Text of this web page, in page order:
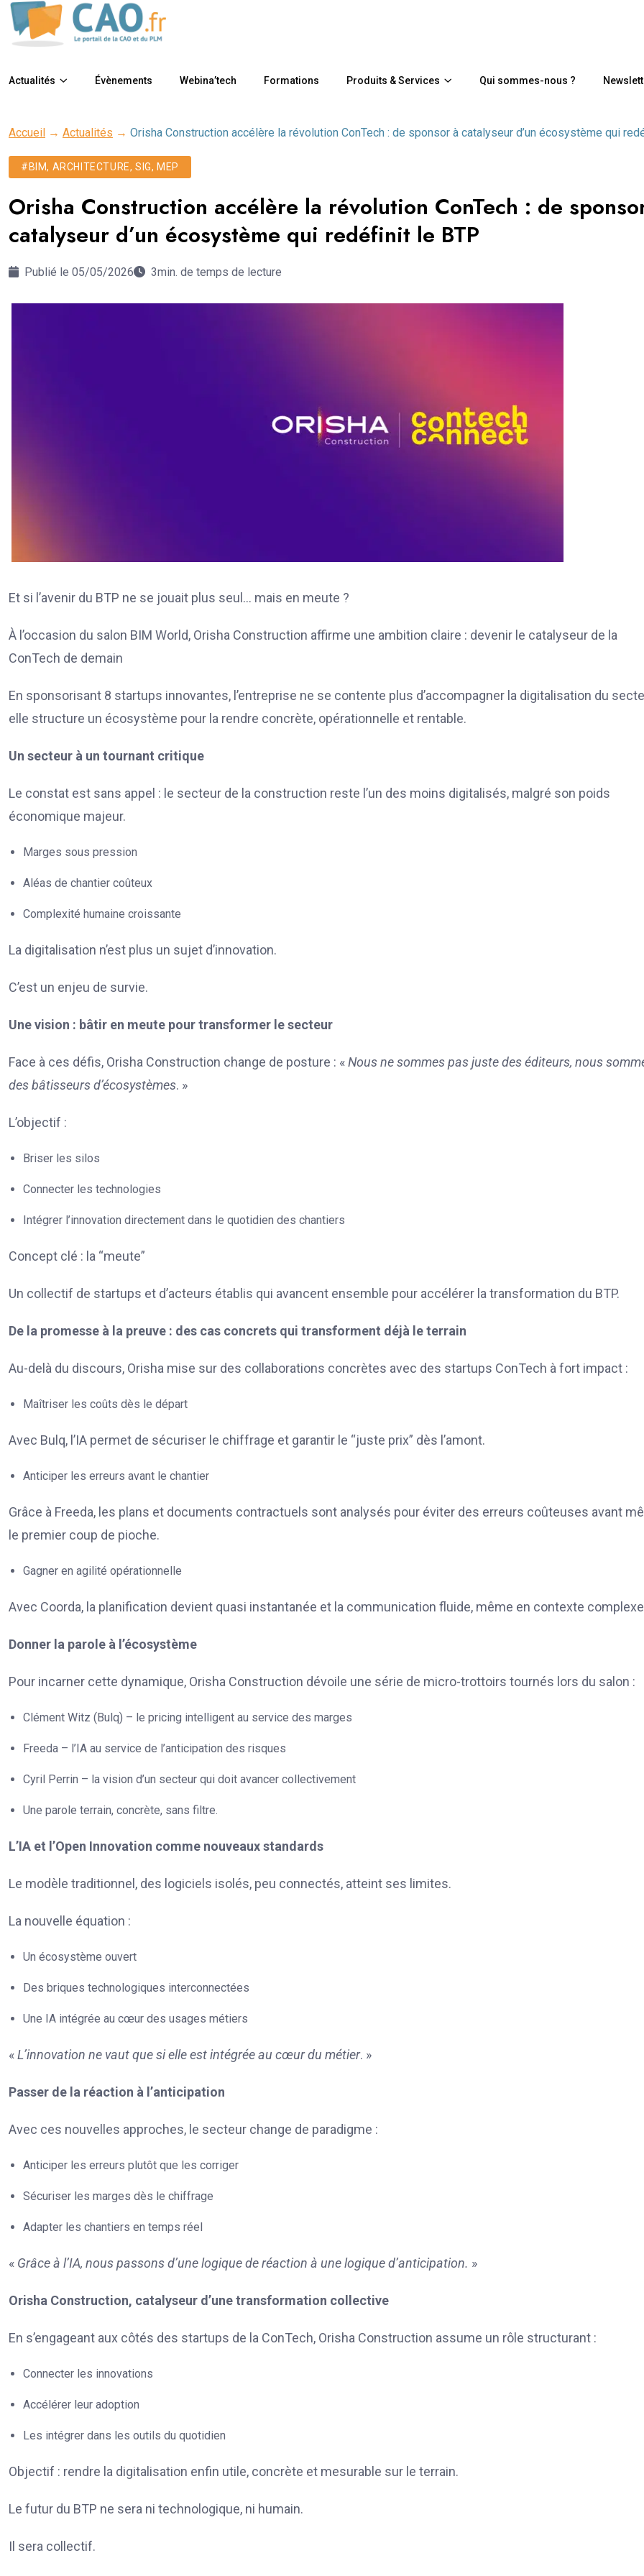
Actualités Évènements Webina’tech Formations Produits & Services Qui sommes-nous ?
Accueil → Actualités → Orisha Construction accélère la révolution ConTech : de sponsor à catalyseur d’un écosystème qui
#BIM, ARCHITECTURE, SIG, MEP
Orisha Construction accélère la révolution ConTech : de
catalyseur d’un écosystème qui redéfinit le BTP
Publié le 05/05/2026 3min. de temps de lecture
Et si l’avenir du BTP ne se jouait plus seul… mais en meute ?
À l’occasion du salon BIM World, Orisha Construction affirme une ambition claire : devenir le catalyseur de la
ConTech de demain
En sponsorisant 8 startups innovantes, l’entreprise ne se contente plus d’accompagner la digitalisation du
elle structure un écosystème pour la rendre concrète, opérationnelle et rentable.
Un secteur à un tournant critique
Le constat est sans appel : le secteur de la construction reste l’un des moins digitalisés, malgré son poids
économique majeur.
Marges sous pression
Aléas de chantier coûteux
Complexité humaine croissante
La digitalisation n’est plus un sujet d’innovation.
C’est un enjeu de survie.
Une vision : bâtir en meute pour transformer le secteur
Face à ces défis, Orisha Construction change de posture : «Nous ne sommes pas juste des éditeurs, nous
des bâtisseurs d’écosystèmes. »
L’objectif :
Briser les silos
Connecter les technologies
Intégrer l’innovation directement dans le quotidien des chantiers
Concept clé : la “meute”
Un collectif de startups et d’acteurs établis qui avancent ensemble pour accélérer la transformation du BTP.
De la promesse à la preuve : des cas concrets qui transforment déjà le terrain
Au-delà du discours, Orisha mise sur des collaborations concrètes avec des startups ConTech à fort impact :
Maîtriser les coûts dès le départ
Avec Bulq, l’IA permet de sécuriser le chiffrage et garantir le “juste prix” dès l’amont.
Anticiper les erreurs avant le chantier
Grâce à Freeda, les plans et documents contractuels sont analysés pour éviter des erreurs coûteuses avant
le premier coup de pioche.
Gagner en agilité opérationnelle
Avec Coorda, la planification devient quasi instantanée et la communication fluide, même en contexte
Donner la parole à l’écosystème
Pour incarner cette dynamique, Orisha Construction dévoile une série de micro-trottoirs tournés lors du salon :
Clément Witz (Bulq) – le pricing intelligent au service des marges
Freeda – l’IA au service de l’anticipation des risques
Cyril Perrin – la vision d’un secteur qui doit avancer collectivement
Une parole terrain, concrète, sans filtre.
L’IA et l’Open Innovation comme nouveaux standards
Le modèle traditionnel, des logiciels isolés, peu connectés, atteint ses limites.
La nouvelle équation :
Un écosystème ouvert
Des briques technologiques interconnectées
Une IA intégrée au cœur des usages métiers
«L’innovation ne vaut que si elle est intégrée au cœur du métier. »
Passer de la réaction à l’anticipation
Avec ces nouvelles approches, le secteur change de paradigme :
Anticiper les erreurs plutôt que les corriger
Sécuriser les marges dès le chiffrage
Adapter les chantiers en temps réel
« Grâce à l’IA, nous passons d’une logique de réaction à une logique d’anticipation. »
Orisha Construction, catalyseur d’une transformation collective
En s’engageant aux côtés des startups de la ConTech, Orisha Construction assume un rôle structurant :
Connecter les innovations
Accélérer leur adoption
Les intégrer dans les outils du quotidien
Objectif : rendre la digitalisation enfin utile, concrète et mesurable sur le terrain.
Le futur du BTP ne sera ni technologique, ni humain.
Il sera collectif.